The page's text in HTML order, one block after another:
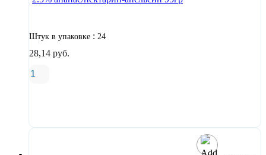
Штук в упаковке : 24
28,14 руб.